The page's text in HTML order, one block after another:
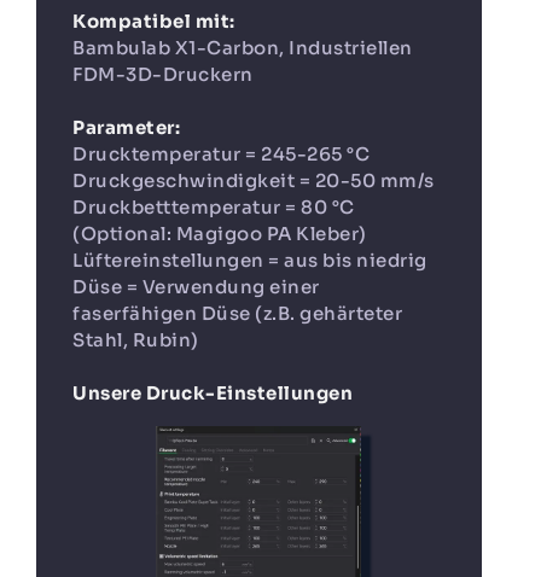
Kompatibel mit:
Bambulab X1-Carbon, Industriellen
FDM-3D-Druckern
Parameter:
Drucktemperatur = 245-265 °C
Druckgeschwindigkeit = 20-50 mm/s
Druckbetttemperatur = 80 °C
(Optional: Magigoo PA Kleber)
Lüftereinstellungen = aus bis niedrig
Düse = Verwendung einer
faserfähigen Düse (z.B. gehärteter
Stahl, Rubin)
Unsere Druck-Einstellungen